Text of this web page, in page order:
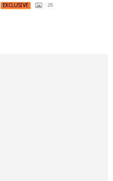
EXCLUSIVE : 28